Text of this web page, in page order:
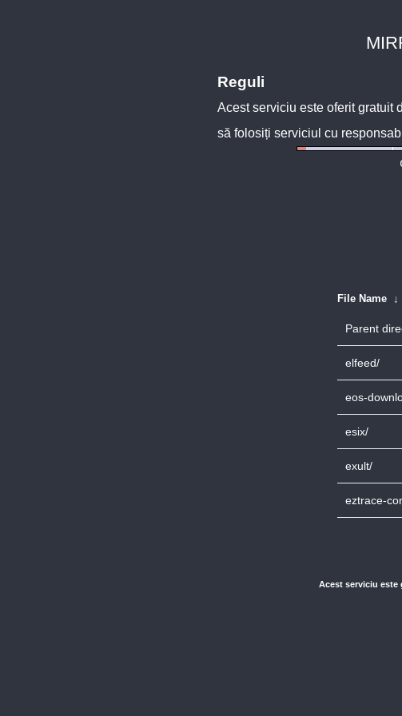
Reguli
Acest serviciu este oferit gratuit
să folosiți serviciul cu
File Name ↓
Parent
elfeed/
eos-
esix/
exult/
eztrace-
Acest serviciu este